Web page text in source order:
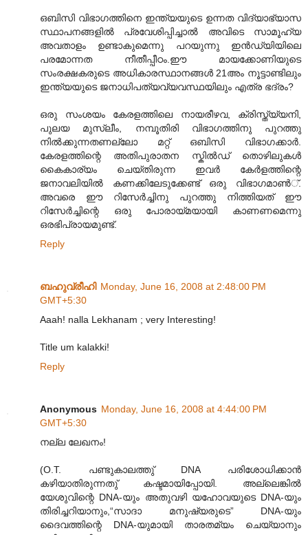
ഒബിസി വിഭാഗത്തിനെ ഇന്ത്യയുടെ ഉന്നത വിദ്യാഭ്യാസ
സ്ഥാപനങ്ങളില്‍ പ്രവേശിപ്പിച്ചാല്‍ അവിടെ സാമൂഹ്യ
അവതാളം ഉണ്ടാകുമെന്നു പറയുന്നു ഇന്‍ഡ്യിയിലെ
പരമോന്നത നീതീപ്പീഠം.ഈ മായക്കോണിയുടെ
സംരക്ഷകരുടെ അധികാരസ്ഥാനങ്ങള്‍ 21അം നൂട്ടാണ്ടിലും
ഇന്ത്യയുടെ ജനാ‍ധിപത്യവ്യവസ്ഥയിലും എത്ര ഭദ്രം?
ഒരു സംശയം കേരളത്തിലെ നായരീഴവ, ക്രിസ്ത്യ്യനി,
പുലയ മുസ്ലീം, നമ്പൂതിരി വിഭാഗത്തിനു പുറത്തു
നില്‍ക്കുന്നതണ‍ല്ലോ മറ്റ് ഒബിസി വിഭാഗക്കാര്‍.
കേരളത്തിന്റെ അതിപുരാതന സ്കില്‍ഡ് തൊഴിലുകള്‍
കൈകാര്യം ചെയ്തിരുന്ന ഇവര്‍ കേര്‍ളത്തിന്റെ
ജനാവലിയില്‍ കണക്കിലേടുക്കേണ്ട് ഒരു വിഭാഗമാണ്‍്.
അവരെ ഈ റിസേര്‍ച്ചിനു പുറത്തു നിത്തിയത് ഈ
റിസേര്‍ച്ചിന്റെ ഒരു പോരായ്മയായി കാണണമെന്നു
ഒരഭിപ്രായമുണ്ട്.
Reply
ബഹുവ്രീഹി Monday, June 16, 2008 at 2:48:00 PM
GMT+5:30
Aaah! nalla Lekhanam ; very Interesting!
Title um kalakki!
Reply
Anonymous Monday, June 16, 2008 at 4:44:00 PM
GMT+5:30
നല്ല ലേഖനം!
(O.T. പണ്ടുകാലത്തു് DNA പരിശോധിക്കാന്‍
കഴിയാതിരുന്നതു് കഷ്ടമായിപ്പോയി. അല്ലെങ്കില്‍
യേശുവിന്റെ DNA-യും അതുവഴി യഹോവയുടെ DNA-യും
തിരിച്ചറിയാനും,“സാദാ മനുഷ്യരുടെ” DNA-യും
ദൈവത്തിന്റെ DNA-യുമായി താരതമ്യം ചെയ്യാനും